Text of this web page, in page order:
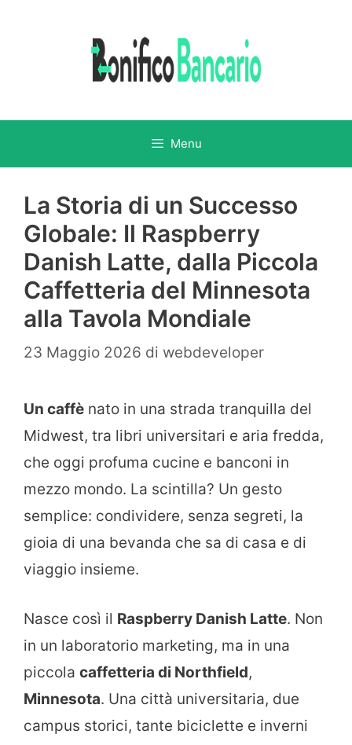
Menu
La Storia di un Successo
Globale: Il Raspberry
Danish Latte, dalla Piccola
Caffetteria del Minnesota
alla Tavola Mondiale
23 Maggio 2026 di webdeveloper
Un caffè nato in una strada tranquilla del
Midwest, tra libri universitari e aria fredda,
che oggi profuma cucine e banconi in
mezzo mondo. La scintilla? Un gesto
semplice: condividere, senza segreti, la
gioia di una bevanda che sa di casa e di
viaggio insieme.
Nasce così il Raspberry Danish Latte. Non
in un laboratorio marketing, ma in una
piccola caffetteria di Northfield,
Minnesota. Una città universitaria, due
campus storici, tante biciclette e inverni